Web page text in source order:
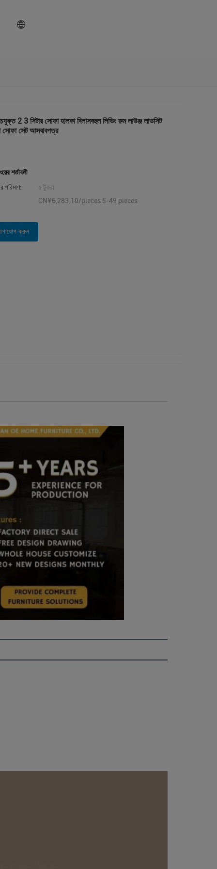
2 3 সিটার সোফা হালকা বিলাসবহুল লিভিং রুম লাউঞ্জ লাভসিট
সোফা সেট আসবাবপত্র
শর্তাবলী
পরিমাণ:
৫ টুকরা
CN¥6,283.10/pieces 5-49 pieces
করুন